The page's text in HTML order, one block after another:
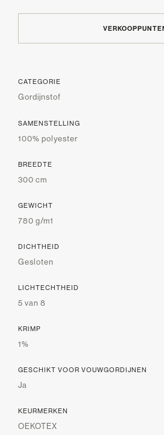
CATEGORIE
Gordijnstof
SAMENSTELLING
100% polyester
BREEDTE
300 cm
GEWICHT
780 g/m1
DICHTHEID
Gesloten
LICHTECHTHEID
5 van 8
KRIMP
1%
GESCHIKT VOOR VOUWGORDIJNEN
Ja
KEURMERKEN
OEKOTEX